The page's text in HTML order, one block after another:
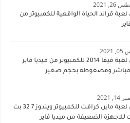
2021
قراند الحياة الواقعية للكمبيوتر من
تحميل لعبة فيفا 2014 للكمبيوتر من ميديا فاير
مباشر ومضغوطة بحجم صغير
2021
تحميل لعبة ماين كرافت للكمبيوتر ويندوز 7 32 بت